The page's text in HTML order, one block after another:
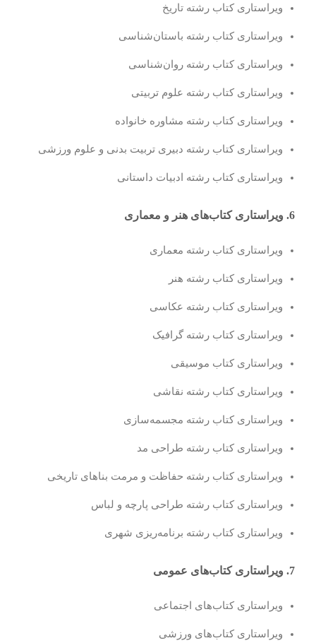
ویراستاری کتاب رشته تاریخ
ویراستاری کتاب رشته باستان‌شناسی
ویراستاری کتاب رشته روان‌شناسی
ویراستاری کتاب رشته علوم تربیتی
ویراستاری کتاب رشته مشاوره خانواده
ویراستاری کتاب رشته دبیری تربیت بدنی و علوم ورزشی
ویراستاری کتاب رشته ادبیات داستانى
6. ویراستاری کتاب‌های هنر و معماری
ویراستاری کتاب رشته معماری
ویراستاری کتاب رشته هنر
ویراستاری کتاب رشته عکاسی
ویراستاری کتاب رشته گرافیک
ویراستاری کتاب موسیقی
ویراستاری کتاب رشته نقاشی
ویراستاری کتاب رشته مجسمه‌سازی
ویراستاری کتاب رشته طراحی مد
ویراستاری کتاب رشته حفاظت و مرمت بناهای تاریخی
ویراستاری کتاب رشته طراحی پارچه و لباس
ویراستاری کتاب رشته برنامه‌ریزی شهری
7. ویراستاری کتاب‌های عمومی
ویراستاری کتاب‌های اجتماعی
ویراستاری کتاب‌های ورزشی